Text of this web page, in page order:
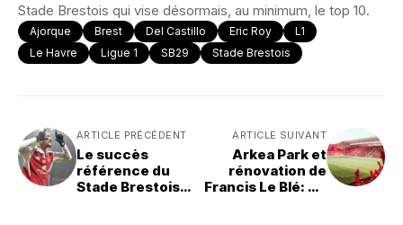
Stade Brestois qui vise désormais, au minimum, le top 10.
Ajorque Brest Del Castillo Eric Roy
L1
Le Havre
Ligue 1 SB29 Stade Brestois
ARTICLE PRÉCÉDENT
Le succès
référence du
Stade Brestois
ARTICLE SUIVANT
Arkea Park et
rénovation de
Francis Le Blé: Ce